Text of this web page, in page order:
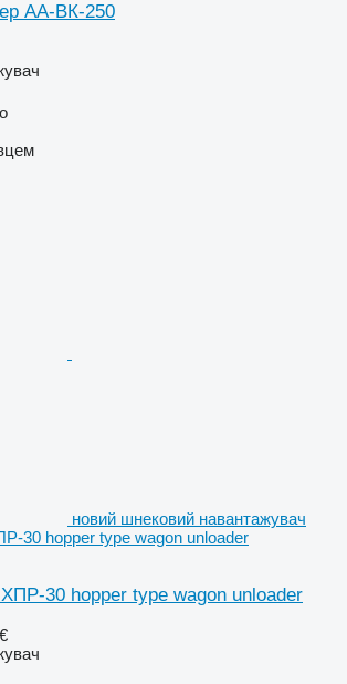
АА-ВК-250
новий шнековий навантажувач
30 hopper type wagon unloader
30 hopper type wagon unloader